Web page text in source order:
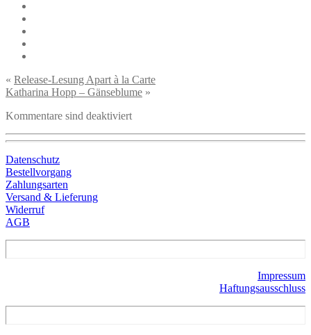
« Release-Lesung Apart à la Carte
Katharina Hopp – Gänseblume »
Kommentare sind deaktiviert
Datenschutz
Bestellvorgang
Zahlungsarten
Versand & Lieferung
Widerruf
AGB
Impressum
Haftungsausschluss